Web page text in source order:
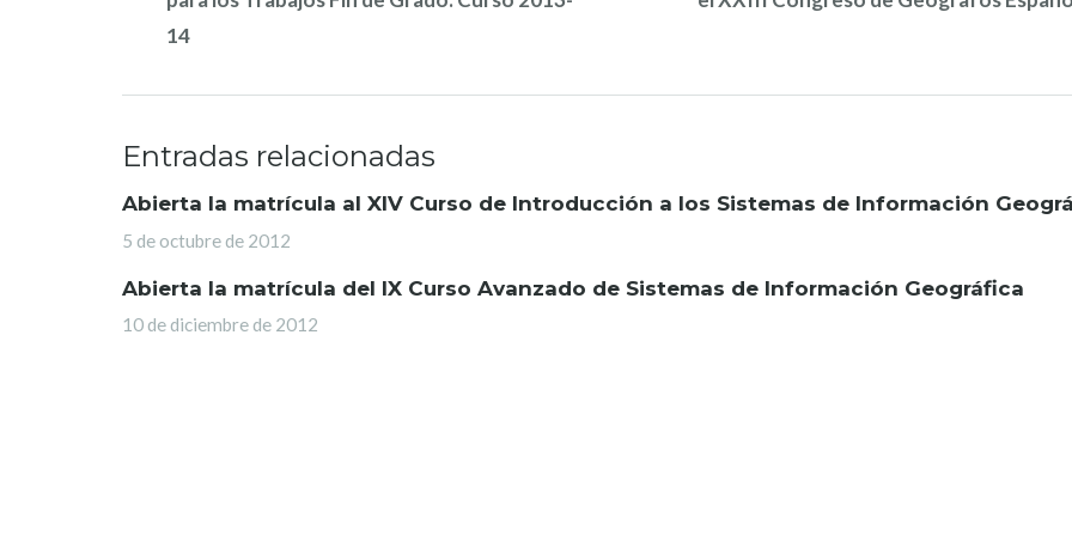
14
Entradas relacionadas
Abierta la matrícula al XIV Curso de Introducción a los Sistemas de Información
5 de octubre de 2012
Abierta la matrícula del IX Curso Avanzado de Sistemas de Información Geográfica
10 de diciembre de 2012